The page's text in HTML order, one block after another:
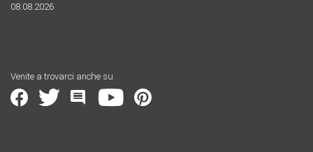
08.08.2026
Venite a trovarci anche su